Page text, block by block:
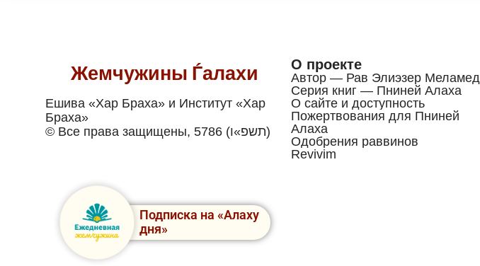
Жемчужины Ѓалахи
Ешива «Хар Браха» и Институт «Хар
Браха»
© Все права защищены, 5786 (תשפ»ו)
Подписка на «Алаху
дня»
О проекте
Автор — Рав Элиэзер Меламед
Серия книг — Пниней Алаха
О сайте и доступность
Пожертвования для Пниней
Алаха
Одобрения раввинов
Revivim